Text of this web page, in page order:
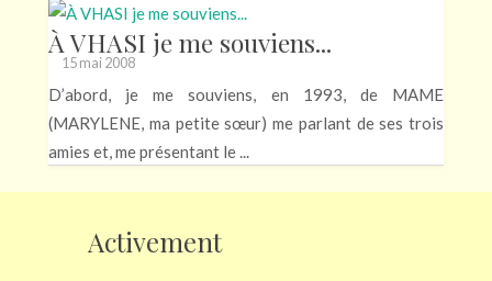
À VHASI je me souviens...
15 mai 2008
D’abord, je me souviens, en 1993, de MAME
(MARYLENE, ma petite sœur) me parlant de ses trois
amies et, me présentant le ...
Activement